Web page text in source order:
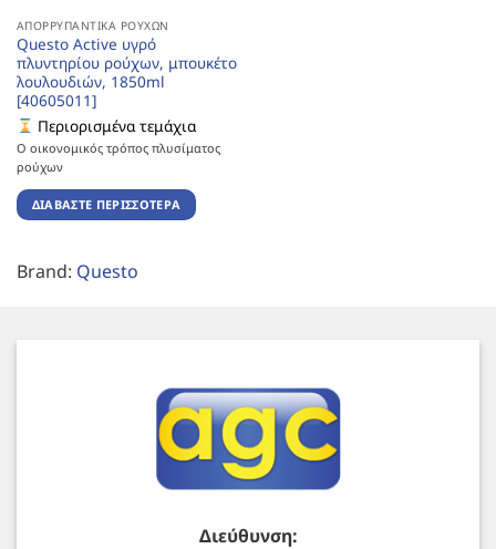
ΑΠΟΡΡΥΠΑΝΤΙΚΆ ΡΟΎΧΩΝ
Questo Active υγρό
πλυντηρίου ρούχων, μπουκέτο
λουλουδιών, 1850ml
[40605011]
Περιορισμένα τεμάχια
Ο οικονομικός τρόπος πλυσίματος
ρούχων
ΔΙΑΒΆΣΤΕ ΠΕΡΙΣΣΌΤΕΡΑ
Brand: Questo
Διεύθυνση: